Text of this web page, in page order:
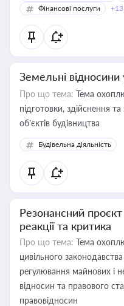
Фінансові послуги
+13
Земельні відносини
Про що тема: Тема
підготовки, здійснення
об’єктів будівництва
Будівельна діяльність
Резонансний
реакції та критика
Про що тема: Тема
цивільного
регулювання майнових і
відносин та правового
правовідносин